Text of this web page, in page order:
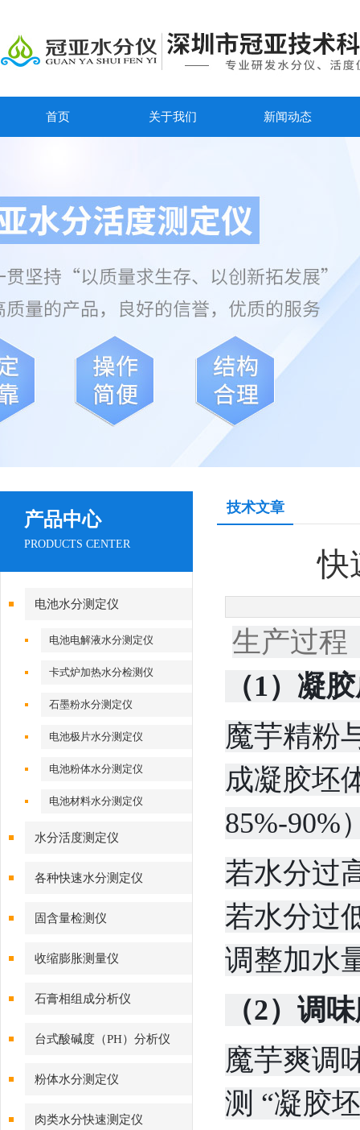
首页 关于我们 新闻动态
产品中心
PRODUCTS CENTER
电池水分测定仪
电池电解液水分测定仪
卡式炉加热水分检测仪
石墨粉水分测定仪
电池极片水分测定仪
电池粉体水分测定仪
电池材料水分测定仪
水分活度测定仪
各种快速水分测定仪
固含量检测仪
收缩膨胀测量仪
石膏相组成分析仪
台式酸碱度（PH）分析仪
粉体水分测定仪
肉类水分快速测定仪
技术文章
快
生产过程
（1）凝
魔芋精粉
成凝胶坯
85%-90%
若水分过
若水分过
调整加水
（2）调
魔芋爽调
测 “凝胶